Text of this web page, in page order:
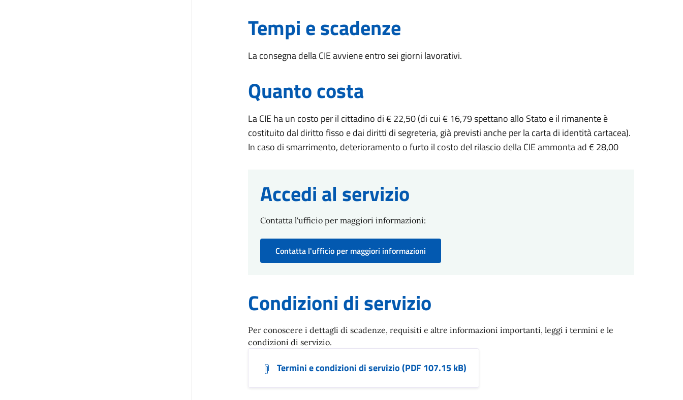
Tempi e scadenze
La consegna della CIE avviene entro sei giorni lavorativi.
Quanto costa
La CIE ha un costo per il cittadino di € 22,50 (di cui € 16,79 spettano allo Stato e il rimanente è
costituito dal diritto fisso e dai diritti di segreteria, già previsti anche per la carta di identità cartacea).
In caso di smarrimento, deterioramento o furto il costo del rilascio della CIE ammonta ad € 28,00
Accedi al servizio
Contatta l'ufficio per maggiori informazioni:
Contatta l'ufficio per maggiori informazioni
Condizioni di servizio
Per conoscere i dettagli di scadenze, requisiti e altre informazioni importanti, leggi i termini e le
condizioni di servizio.
Termini e condizioni di servizio (PDF 107.15 kB)